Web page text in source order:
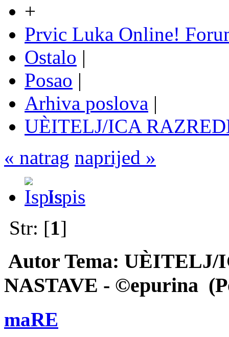
Prvic Luka Online!
Ostalo |
Posao |
Arhiva poslova |
UÈITELJ/ICA
« natrag naprijed »
Ispis
Str: [1]
Autor Tema: UÈITELJ/
NASTAVE - ©epurina
maRE